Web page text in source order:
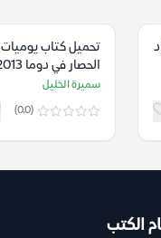
تحميل كتاب يوميات
سميرة الخليل
سميرة الخليل
(0.0)
الكتب